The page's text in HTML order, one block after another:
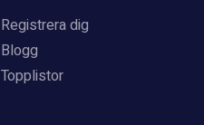
Registrera dig
Blogg
Topplistor